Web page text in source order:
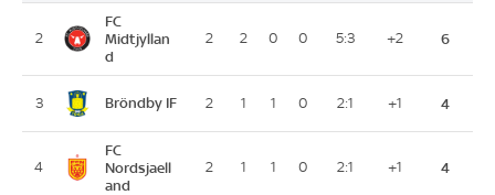
2
FC
Midtjyllan
d
2 2 0 0 5:3 +2 6
3 Bröndby IF 2 1 1 0 2:1 +1 4
4
FC
Nordsjaell
and
2 1 1 0 2:1 +1 4